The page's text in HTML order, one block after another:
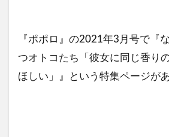
『ポポロ』の2021年3月号で『
つオトコたち「彼女に同じ香り
ほしい」』という特集ページが